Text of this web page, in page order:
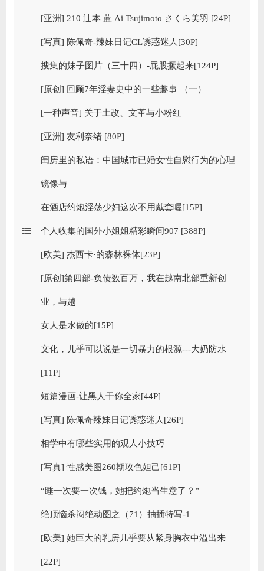
[亚洲] 210 辻本 蓝 Ai Tsujimoto さくら美羽 [24P]
[写真] 陈佩奇-辣妹日记CL诱惑迷人[30P]
搜集的妹子图片（三十四）-屁股撅起来[124P]
[原创] 回顾7年淫妻史中的一些趣事 （一）
[一种声音] 关于土改、文革与小粉红
[亚洲] 友利奈绪 [80P]
闺房里的私语：中国城市已婚女性自慰行为的心理
镜像与
在酒店约炮淫荡少妇这次不用戴套喔[15P]
个人收集的国外小姐姐精彩瞬间907 [388P]
[欧美] 杰西卡·的森林裸体[23P]
[原创]第四部-负债数百万，我在越南北部重新创
业，与越
女人是水做的[15P]
文化，几乎可以说是一切暴力的根源---大奶防水
[11P]
短篇漫画-让黑人干你全家[44P]
[写真] 陈佩奇辣妹日记诱惑迷人[26P]
相学中有哪些实用的观人小技巧
[写真] 性感美图260期玫色妲己[61P]
“睡一次要一次钱，她把约炮当生意了？”
绝顶恼杀闷绝动图之（71）抽插特写-1
[欧美] 她巨大的乳房几乎要从紧身胸衣中溢出来
[22P]